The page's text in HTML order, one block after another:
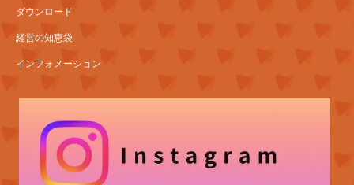
ダウンロード
経営の知恵袋
インフォメーション